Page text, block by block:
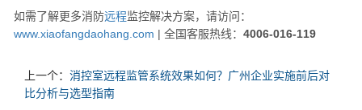
如需了解更多消防远程监控解决方案，请访问：
www.xiaofangdaohang.com | 全国客服热线： 4006-016-119
上一个： 消控室远程监管系统效果如何？广州企业实施前后对
比分析与选型指南